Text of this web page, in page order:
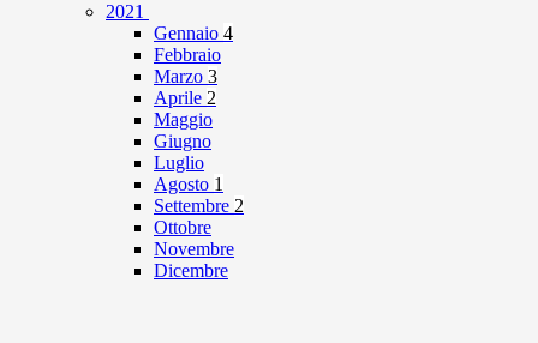
2021
Gennaio 4
Febbraio
Marzo 3
Aprile 2
Maggio
Giugno
Luglio
Agosto 1
Settembre 2
Ottobre
Novembre
Dicembre